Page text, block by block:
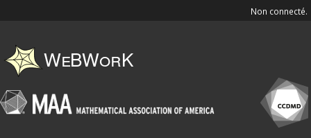
content
Non connecté.